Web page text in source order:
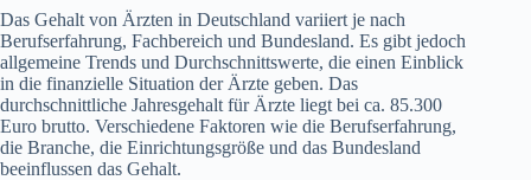
Das Gehalt von Ärzten in Deutschland variiert je nach
Berufserfahrung, Fachbereich und Bundesland. Es gibt jedoch
allgemeine Trends und Durchschnittswerte, die einen Einblick
in die finanzielle Situation der Ärzte geben. Das
durchschnittliche Jahresgehalt für Ärzte liegt bei ca. 85.300
Euro brutto. Verschiedene Faktoren wie die Berufserfahrung,
die Branche, die Einrichtungsgröße und das Bundesland
beeinflussen das Gehalt.